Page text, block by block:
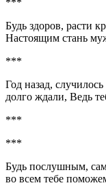
Будь здоров, расти
Настоящим стань
***
Год назад,
долго ждали, Ведь
***
***
Будь послушным,
во всем тебе